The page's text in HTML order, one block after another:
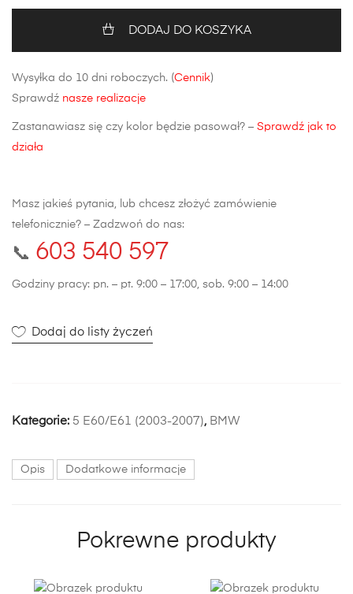
DODAJ DO KOSZYKA
Wysyłka do 10 dni roboczych. (Cennik)
Sprawdź nasze realizacje
Zastanawiasz się czy kolor będzie pasował? – Sprawdź jak to
działa
Masz jakieś pytania, lub chcesz złożyć zamówienie
telefonicznie? – Zadzwoń do nas:
📞 603 540 597
Godziny pracy: pn. – pt. 9:00 – 17:00, sob. 9:00 – 14:00
Dodaj do listy życzeń
Kategorie: 5 E60/E61 (2003-2007), BMW
Opis Dodatkowe informacje
Pokrewne produkty